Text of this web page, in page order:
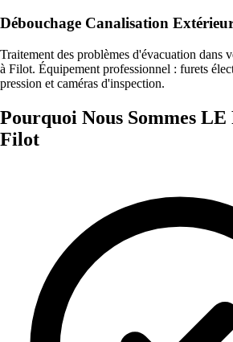
Débouchage Canalisation
Traitement des problèmes d'évacuation dans
à Filot. Équipement professionnel : furets
pression et caméras d'inspection.
Pourquoi Nous Sommes
Filot